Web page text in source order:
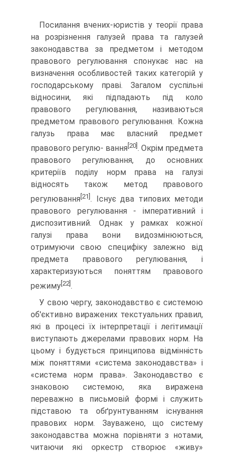
Посилання вчених-юристів у теорії права
на розрізнення галузей права та галузей
законодавства за предметом і мето­дом
правового регулювання спонукає нас на
визначення осо­бливостей таких категорій у
господарському праві. Загалом суспільні
відносини, які підпадають під коло
правового регу­лювання, називаються
предметом правового регулювання. Кожна
галузь права має власний предмет
правового регулю- вання [20]. Окрім предмета
правового регулювання, до основних
критеріїв поділу норм права на галузі
відносять також метод правового
регулювання [21] . Існує два типових методи
правового регулювання - імперативний і
диспозитивний. Однак у рам­ках кожної
галузі права вони видозмінюються,
отримуючи свою специфіку залежно від
предмета правового регулювання, і
характеризуються поняттям правового
режиму [22].
У свою чергу, законодавство є системою
об'єктивно ви­ражених текстуальних правил,
які в процесі їх інтерпретації і легітимації
виступають джерелами правових норм. На
цьому і будується принципова відмінність
між поняттями «система законодавства» і
«система норм права». Законодав­ство є
знаковою системою, яка виражена
переважно в письмовій формі і служить
підставою та обґрунтуванням існування
правових норм. Зауважено, що систему
законо­давства можна порівняти з нотами,
читаючи які оркестр створює «живу»